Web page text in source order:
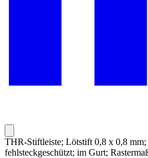
THR-Stiftleiste; Lötstift 0,8 x 0,8 mm;
fehlsteckgeschützt; im Gurt;